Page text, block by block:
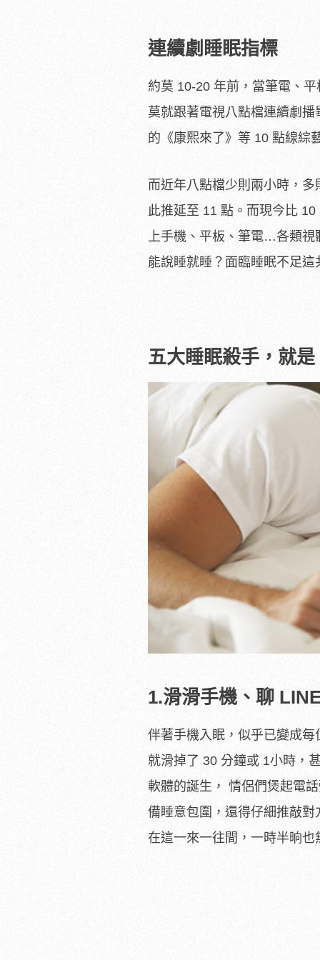
連續劇睡眠指標
約莫 10-20 年前，當筆電、
莫就跟著電視八點檔連續劇
的《康熙來了》等 10 點線綜
而近年八點檔少則兩小時，
此推延至 11 點。而現今比
上手機、平板、筆電…各類
能說睡就睡？面臨睡眠不足
五大睡眠殺手，就
1.滑滑手機、聊
伴著手機入眠，似乎已變成
就滑掉了 30 分鐘或 1小時，
軟體的誕生， 情侶們煲起電
備睡意包圍，還得仔細推敲
在這一來一往間，一時半晌